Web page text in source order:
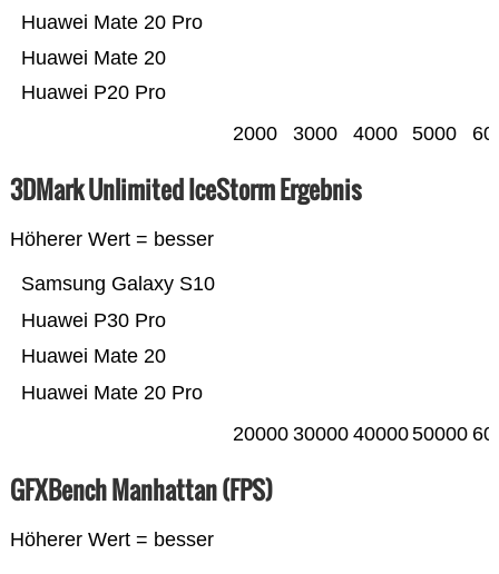
Huawei P20 Pro
Huawei Mate 20
Huawei Mate 20 Pro
2000 3000 4000 5000
3DMark Unlimited IceStorm Ergebnis
Höherer Wert = besser
Huawei Mate 20 Pro
Huawei Mate 20
Huawei P30 Pro
Samsung Galaxy S10
20000 30000 4000050000
GFXBench Manhattan (FPS)
Höherer Wert = besser